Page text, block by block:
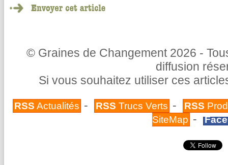
© Graines de Changement 2026 -
diffusion
Si vous souhaitez utiliser ces
RSS Actualités - RSS Trucs Verts - RSS
SiteMap -